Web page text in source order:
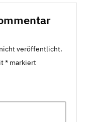
veröffentlicht.
* markiert